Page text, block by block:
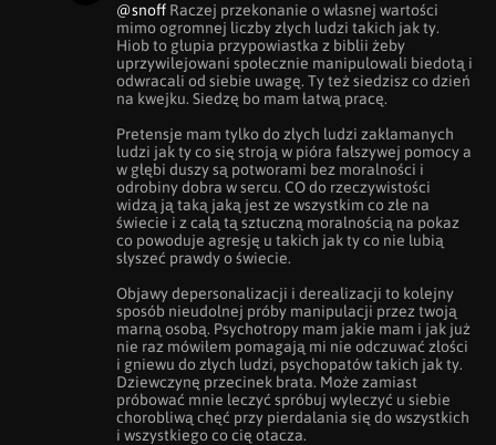
@snoff Raczej przekonanie o własnej wartości
mimo ogromnej liczby złych ludzi takich jak ty.
Hiob to głupia przypowiastka z biblii żeby
uprzywilejowani społecznie manipulowali biedotą i
odwracali od siebie uwagę. Ty też siedzisz co dzień
na kwejku. Siedzę bo mam łatwą pracę.
Pretensje mam tylko do złych ludzi zakłamanych
ludzi jak ty co się stroją w pióra fałszywej pomocy a
w głębi duszy są potworami bez moralności i
odrobiny dobra w sercu. CO do rzeczywistości
widzą ją taką jaką jest ze wszystkim co złe na
świecie i z całą tą sztuczną moralnością na pokaz
co powoduje agresję u takich jak ty co nie lubią
słyszeć prawdy o świecie.
Objawy depersonalizacji i derealizacji to kolejny
sposób nieudolnej próby manipulacji przez twoją
marną osobą. Psychotropy mam jakie mam i jak już
nie raz mówiłem pomagają mi nie odczuwać złości
i gniewu do złych ludzi, psychopatów takich jak ty.
Dziewczynę przecinek brata. Może zamiast
próbować mnie leczyć spróbuj wyleczyć u siebie
chorobliwą chęć przy pierdalania się do wszystkich
i wszystkiego co cię otacza.